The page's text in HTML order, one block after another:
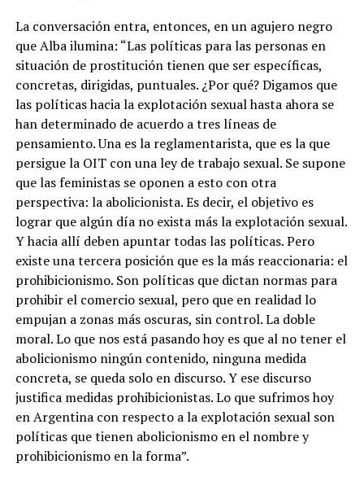
La conversación entra, entonces, en un agujero negro
que Alba ilumina: “Las políticas para las personas en
situación de prostitución tienen que ser específicas,
concretas, dirigidas, puntuales. ¿Por qué? Digamos que
las políticas hacia la explotación sexual hasta ahora se
han determinado de acuerdo a tres líneas de
pensamiento. Una es la reglamentarista, que es la que
persigue la OIT con una ley de trabajo sexual. Se supone
que las feministas se oponen a esto con otra
perspectiva: la abolicionista. Es decir, el objetivo es
lograr que algún día no exista más la explotación sexual.
Y hacia allí deben apuntar todas las políticas. Pero
existe una tercera posición que es la más reaccionaria: el
prohibicionismo. Son políticas que dictan normas para
prohibir el comercio sexual, pero que en realidad lo
empujan a zonas más oscuras, sin control. La doble
moral.Lo que nos está pasando hoy es que al no tener el
abolicionismo ningún contenido, ninguna medida
concreta, se queda solo en discurso. Y ese discurso
justifica medidas prohibicionistas. Lo que sufrimos hoy
en Argentina con respecto a la explotación sexual son
políticas que tienen abolicionismo en el nombre y
prohibicionismo en la forma”.